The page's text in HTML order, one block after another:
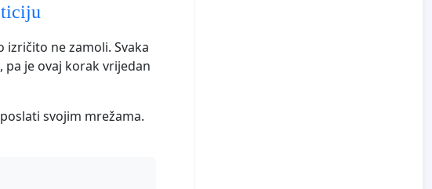
ne zamoli. Svaka
je ovaj korak vrijedan
svojim mrežama.